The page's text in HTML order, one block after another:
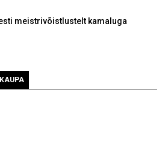
meistrivõistlustelt kamaluga